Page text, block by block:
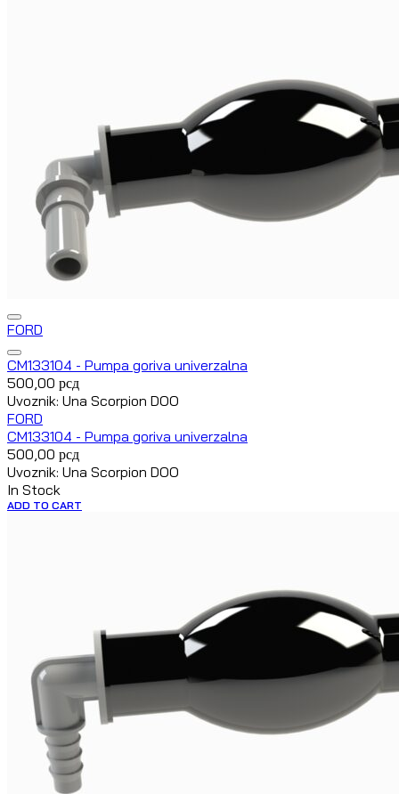
FORD
CM133104 - Pumpa goriva univerzalna
500,00 рсд
Uvoznik: Una Scorpion DOO
FORD
CM133104 - Pumpa goriva univerzalna
500,00 рсд
Uvoznik: Una Scorpion DOO
In Stock
ADD TO CART